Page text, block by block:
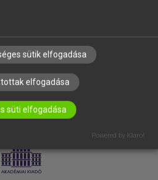
ADATVÉDELEM
sütik elfogadása
elfogadása
süti elfogadása
Powered by Klaro!